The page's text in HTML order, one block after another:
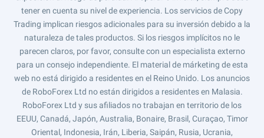
tener en cuenta su nivel de experiencia. Los servicios de Copy
Trading implican riesgos adicionales para su inversión debido a la
naturaleza de tales productos. Si los riesgos implícitos no le
parecen claros, por favor, consulte con un especialista externo
para un consejo independiente. El material de márketing de esta
web no está dirigido a residentes en el Reino Unido. Los anuncios
de RoboForex Ltd no están dirigidos a residentes en Malasia.
RoboForex Ltd y sus afiliados no trabajan en territorio de los
EEUU, Canadá, Japón, Australia, Bonaire, Brasil, Curaçao, Timor
Oriental, Indonesia, Irán, Liberia, Saipán, Rusia, Ucrania,